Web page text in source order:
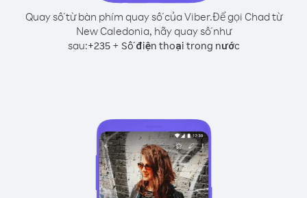
Quay số từ bàn phím quay số của Viber.Để gọi Chad từ
New Caledonia, hãy quay số như
sau:+235+ Số điện thoại trong nước